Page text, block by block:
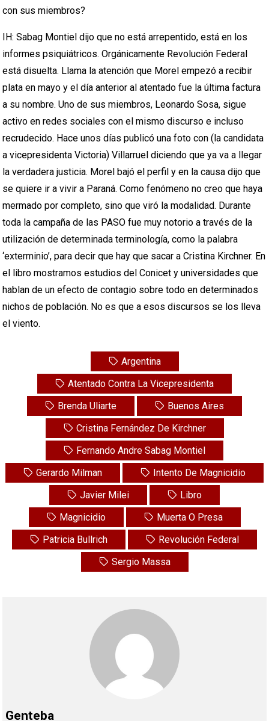
con sus miembros?
IH: Sabag Montiel dijo que no está arrepentido, está en los
informes psiquiátricos. Orgánicamente Revolución Federal
está disuelta. Llama la atención que Morel empezó a recibir
plata en mayo y el día anterior al atentado fue la última factura
a su nombre. Uno de sus miembros, Leonardo Sosa, sigue
activo en redes sociales con el mismo discurso e incluso
recrudecido. Hace unos días publicó una foto con (la candidata
a vicepresidenta Victoria) Villarruel diciendo que ya va a llegar
la verdadera justicia. Morel bajó el perfil y en la causa dijo que
se quiere ir a vivir a Paraná. Como fenómeno no creo que haya
mermado por completo, sino que viró la modalidad. Durante
toda la campaña de las PASO fue muy notorio a través de la
utilización de determinada terminología, como la palabra
‘exterminio’, para decir que hay que sacar a Cristina Kirchner. En
el libro mostramos estudios del Conicet y universidades que
hablan de un efecto de contagio sobre todo en determinados
nichos de población. No es que a esos discursos se los lleva
el viento.
Argentina
Atentado Contra La Vicepresidenta
Brenda Uliarte
Buenos Aires
Cristina Fernández De Kirchner
Fernando Andre Sabag Montiel
Gerardo Milman
Intento De Magnicidio
Javier Milei
Libro
Magnicidio
Muerta O Presa
Patricia Bullrich
Revolución Federal
Sergio Massa
Genteba